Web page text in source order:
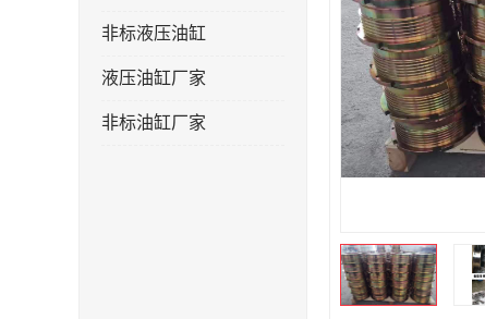
非标液压油缸
液压油缸厂家
非标油缸厂家